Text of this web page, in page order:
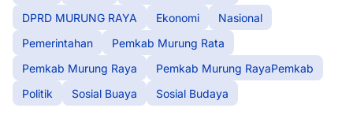
DPRD MURUNG RAYA
Ekonomi
Nasional
Pemerintahan
Pemkab Murung Rata
Pemkab Murung Raya
Pemkab Murung RayaPemkab
Politik
Sosial Buaya Sosial Budaya